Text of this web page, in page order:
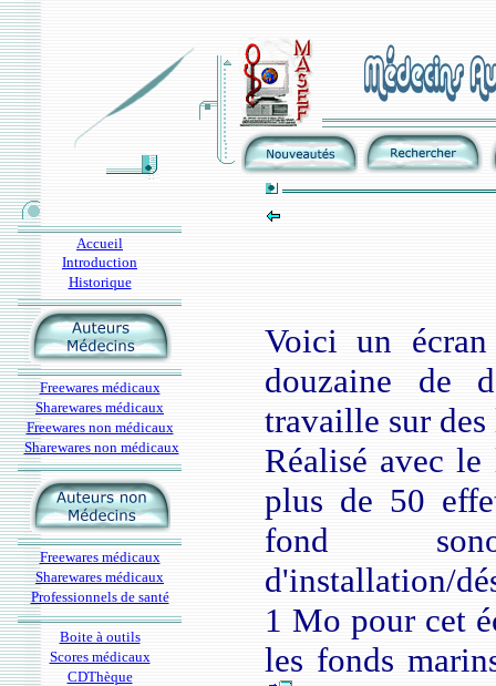
Accueil
Introduction
Historique
Freewares médicaux
Sharewares médicaux
Freewares non médicaux
Sharewares non médicaux
Freewares médicaux
Sharewares médicaux
Professionnels de santé
Boite à outils
Scores médicaux
CDThèque
Voici un
douzaine de
travaille sur
Réalisé avec
plus de 50
fond
d'installation/
1 Mo pour cet
les fonds